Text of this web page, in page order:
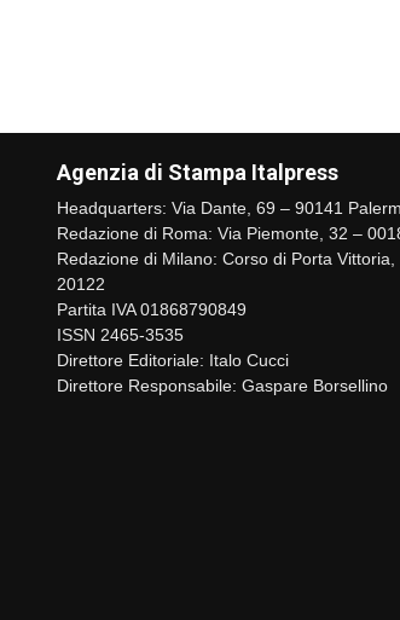
Agenzia di Stampa Italpress
Headquarters: Via Dante, 69 – 90141
Redazione di Roma: Via Piemonte, 32 –
Redazione di Milano: Corso di Porta Vittoria,
20122
Partita IVA 01868790849
ISSN 2465-3535
Direttore Editoriale: Italo Cucci
Direttore Responsabile: Gaspare Borsellino